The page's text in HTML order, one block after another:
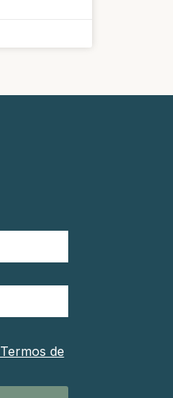
Termos de